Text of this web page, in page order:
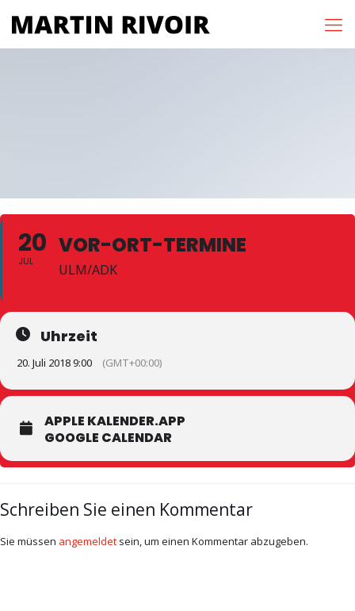
20
JUL
VOR-ORT-TERMINE
ULM/ADK
Uhrzeit
20. Juli 2018 9:00 (GMT+00:00)
APPLE KALENDER.APP
GOOGLE CALENDAR
Schreiben Sie einen Kommentar
Sie müssen angemeldet sein, um einen Kommentar abzugeben.